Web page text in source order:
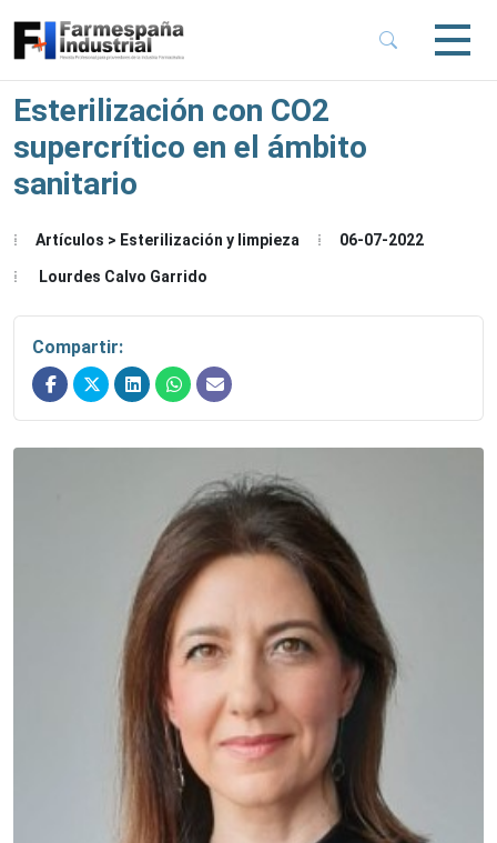
Menu
Menu
Esterilización con CO2
supercrítico en el ámbito
sanitario
Artículos > Esterilización y limpieza 06-07-2022
Lourdes Calvo Garrido
Compartir: